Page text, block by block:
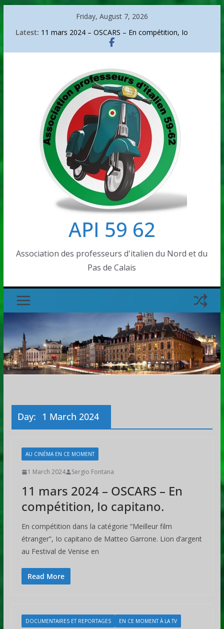
Friday, August 7, 2026
Latest: 11 mars 2024 – OSCARS – En compétition, Io
Sanremo 2026
Go go around Italy
Arte – Arcimboldo, portrait d’un audacieux
API 59 62
Association des professeurs d'italien du Nord et du
Pas de Calais
Day: 1 March 2024
AU CINÉMA EN CE MOMENT
1 March 2024 Sergio Fontana
11 mars 2024 – OSCARS – En
compétition, Io capitano.
En compétition dans la catégorie “Meilleur film
étranger”, Io capitano de Matteo Garrone. Lion d’argent
au Festival de Venise en
Read More
DOCUMENTAIRES ET REPORTAGES EN CE MOMENT À LA TV